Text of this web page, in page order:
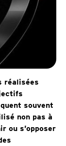
réalisées
souvent
non pas à
ou s’opposer